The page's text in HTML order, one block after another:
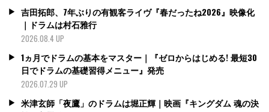
吉田拓郎、7年ぶりの有観客ライヴ『春だったね2026』映像化
｜ドラムは村石雅行
2026.08.4 UP
1ヵ月でドラムの基本をマスター｜『ゼロからはじめる! 最短30
日でドラムの基礎習得メニュー』発売
2026.07.29 UP
米津玄師「夜鷹」のドラムは堀正輝｜映画『キングダム 魂の決